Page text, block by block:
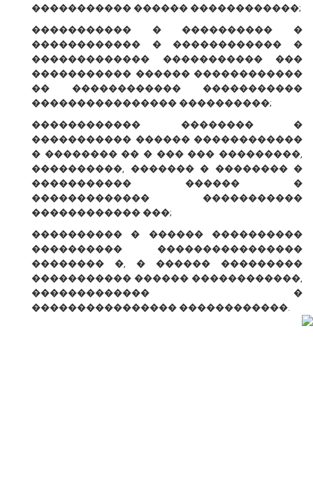
����������� ������ ������������;
����������� � ���������� �
������������ � ������������ �
������������� ����������� ���
����������� ������ ������������
�� ������������ �����������
���������������� ����������;
������������ �������� �
����������� ������ ������������
� �������� �� � ��� ��� ���������,
����������, ������� � �������� �
����������� ������ �
������������� �����������
������������ ���;
���������� � ������ ����������
���������� ����������������
�������� �, � ������ ���������
����������� ������ ������������,
������������� �
���������������� ������������.